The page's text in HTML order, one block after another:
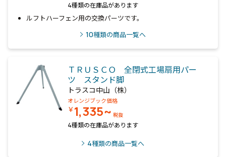
4種類の在庫品があります
ルフトハーフェン用の交換パーツです。
10種類の商品一覧へ
ＴＲＵＳＣＯ 全閉式工場扇用パー
ツ スタンド脚
トラスコ中山（株）
オレンジブック価格
￥1,335~ 税抜
4種類の在庫品があります
4種類の商品一覧へ